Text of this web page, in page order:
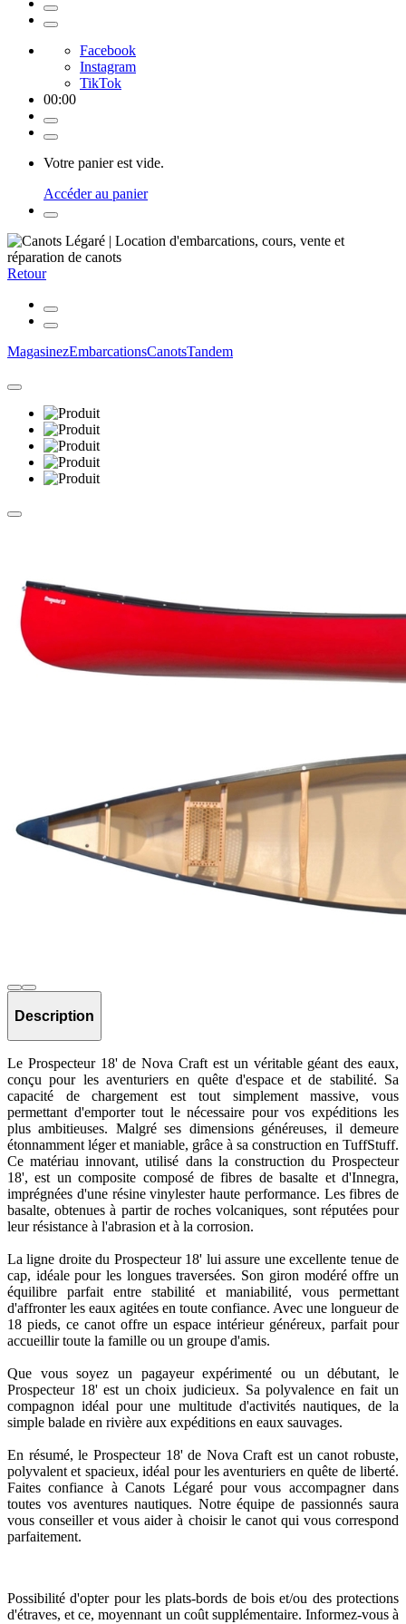
Facebook
Instagram
TikTok
00:00
Votre panier est vide.
Accéder au panier
Retour
MagasinezEmbarcationsCanotsTandem
Description
Le Prospecteur 18' de Nova Craft est un véritable géant des eaux,
conçu pour les aventuriers en quête d'espace et de stabilité. Sa
capacité de chargement est tout simplement massive, vous
permettant d'emporter tout le nécessaire pour vos expéditions les
plus ambitieuses. Malgré ses dimensions généreuses, il demeure
étonnamment léger et maniable, grâce à sa construction en TuffStuff.
Ce matériau innovant, utilisé dans la construction du Prospecteur
18', est un composite composé de fibres de basalte et d'Innegra,
imprégnées d'une résine vinylester haute performance. Les fibres de
basalte, obtenues à partir de roches volcaniques, sont réputées pour
leur résistance à l'abrasion et à la corrosion.
La ligne droite du Prospecteur 18' lui assure une excellente tenue de
cap, idéale pour les longues traversées. Son giron modéré offre un
équilibre parfait entre stabilité et maniabilité, vous permettant
d'affronter les eaux agitées en toute confiance. Avec une longueur de
18 pieds, ce canot offre un espace intérieur généreux, parfait pour
accueillir toute la famille ou un groupe d'amis.
Que vous soyez un pagayeur expérimenté ou un débutant, le
Prospecteur 18' est un choix judicieux. Sa polyvalence en fait un
compagnon idéal pour une multitude d'activités nautiques, de la
simple balade en rivière aux expéditions en eaux sauvages.
En résumé, le Prospecteur 18' de Nova Craft est un canot robuste,
polyvalent et spacieux, idéal pour les aventuriers en quête de liberté.
Faites confiance à Canots Légaré pour vous accompagner dans
toutes vos aventures nautiques. Notre équipe de passionnés saura
vous conseiller et vous aider à choisir le canot qui vous correspond
parfaitement.
Possibilité d'opter pour les plats-bords de bois et/ou des protections
d'étraves, et ce, moyennant un coût supplémentaire. Informez-vous à